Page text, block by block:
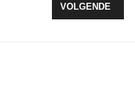
TREKT VEEL
VOLGENDE
VOLGENDE